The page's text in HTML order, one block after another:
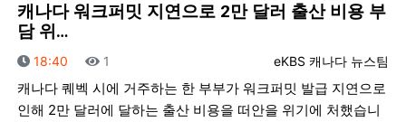
캐나다 워크퍼밋 지연으로 2만 달러 출산 비용 부
담 위…
등록자
eKBS 캐나다 뉴스팀
등록일
18:40 조회
1
캐나다 퀘벡 시에 거주하는 한 부부가 워크퍼밋 발급 지연으로
인해 2만 달러에 달하는 출산 비용을 떠안을 위기에 처했습니